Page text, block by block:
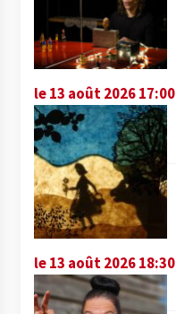
le 13 août 2026 17:00
le 13 août 2026 18:30